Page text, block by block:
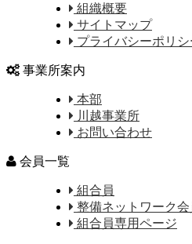
組織概要
サイトマップ
プライバシーポリシ
事業所案内
本部
川越事業所
お問い合わせ
会員一覧
組合員
整備ネットワーク会
組合員専用ページ